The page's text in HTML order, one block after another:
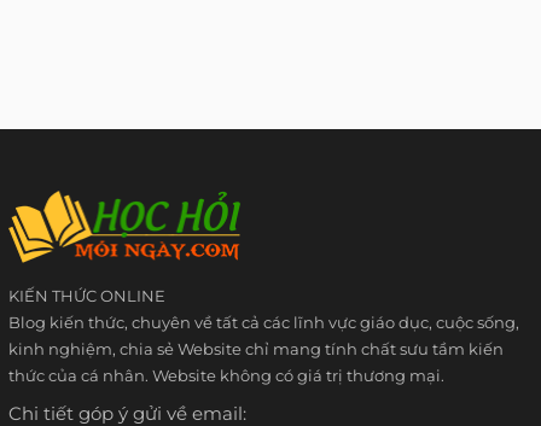
KIẾN THỨC ONLINE
Blog kiến thức, chuyên về tất cả các lĩnh vực giáo dục, cuộc sống,
kinh nghiệm, chia sẻ Website chỉ mang tính chất sưu tầm kiến
thức của cá nhân. Website không có giá trị thương mại.
Chi tiết góp ý gửi về email: